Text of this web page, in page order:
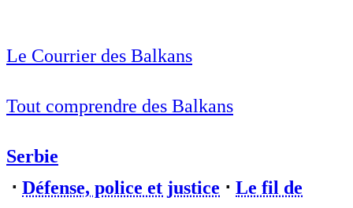
Le Courrier des Balkans
Tout comprendre des Balkans
Serbie
⋅ Défense, police et justice ⋅ Le fil de